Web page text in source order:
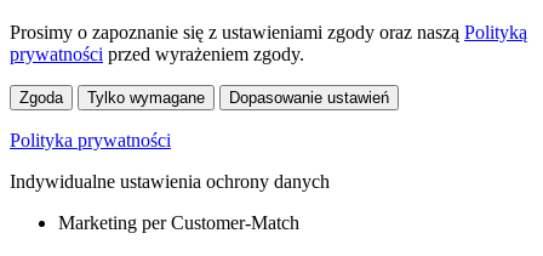
Prosimy o zapoznanie się z ustawieniami zgody oraz naszą Polityką
prywatności przed wyrażeniem zgody.
Zgoda Tylko wymagane Dopasowanie ustawień
Polityka prywatności
Indywidualne ustawienia ochrony danych
Marketing per Customer-Match